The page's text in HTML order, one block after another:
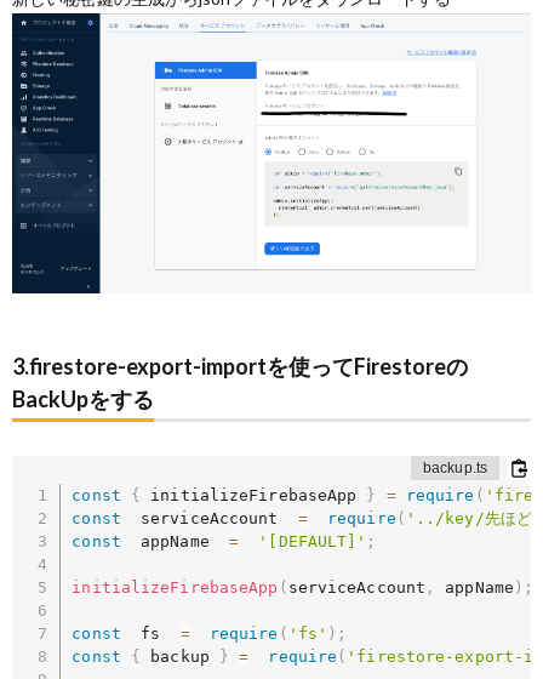
3.firestore-export-importを使ってFirestoreの
BackUpをする
const { initializeFirebaseApp } = require (
const
  serviceAccount
= require ( '../key/先ほどダ
const
  appName
= '[DEFAULT]' ;
initializeFirebaseApp ( serviceAccount , appName ) ;
const
  fs
= require ( 'fs' ) ;
const
{ backup } = require ( 'firestore-export-